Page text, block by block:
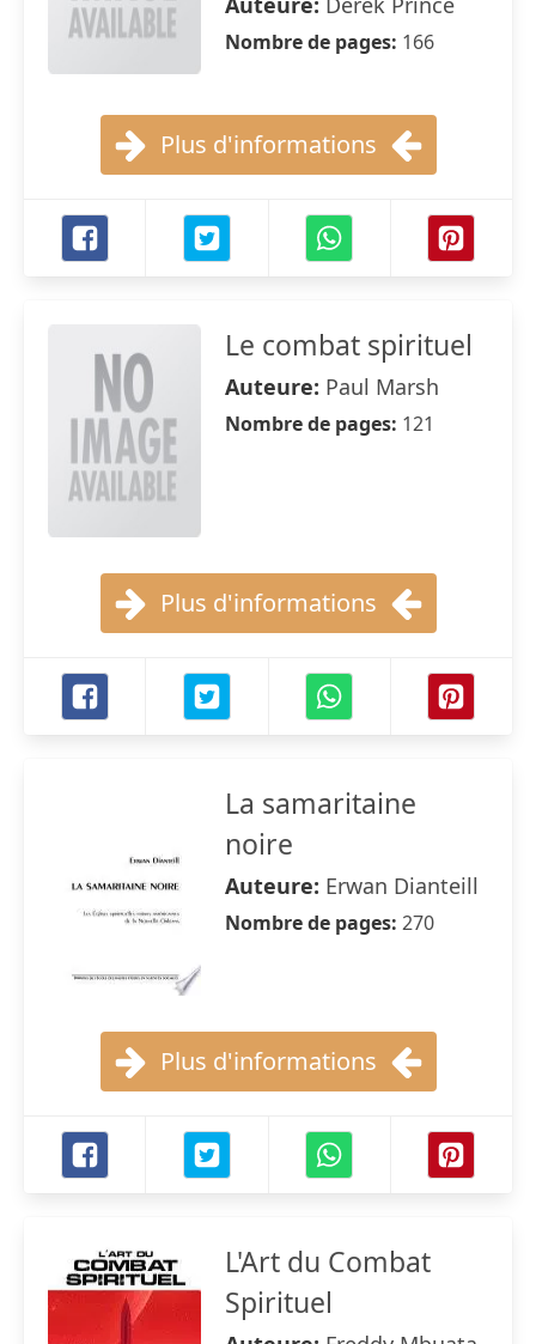
Nombre de pages: 166
Plus d'informations
Le combat spirituel
Auteure: Paul Marsh
Nombre de pages: 121
Plus d'informations
La samaritaine
noire
Auteure: Erwan Dianteill
Nombre de pages: 270
Plus d'informations
L'Art du Combat
Spirituel